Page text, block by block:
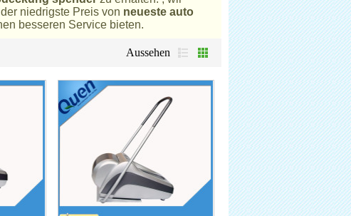
niedrigste Preis von neueste auto
besseren Service bieten.
Aussehen